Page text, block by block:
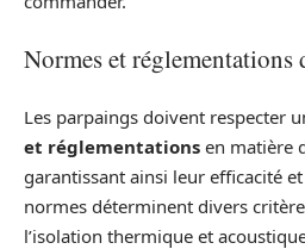
Normes et réglementations
Les parpaings doivent respecter
et réglementations en matière
garantissant ainsi leur efficacité
normes déterminent divers
l’isolation thermique et